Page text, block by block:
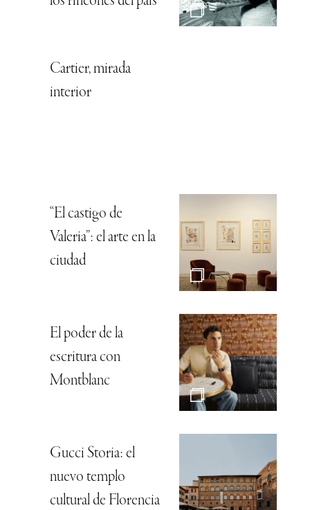
Cartier, mirada
interior
“El castigo de
Valeria”: el arte en la
ciudad
El poder de la
escritura con
Montblanc
Gucci Storia: el
nuevo templo
cultural de Florencia